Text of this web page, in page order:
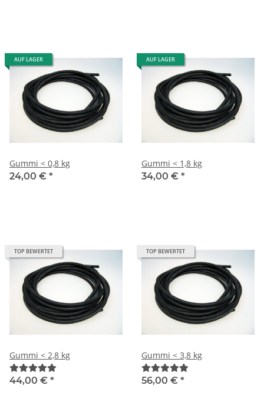
AUF LAGER
Gummi < 0,8 kg
24,00 € *
AUF LAGER
Gummi < 1,8 kg
34,00 € *
TOP BEWERTET
Gummi < 2,8 kg
44,00 € *
TOP BEWERTET
Gummi < 3,8 kg
56,00 € *